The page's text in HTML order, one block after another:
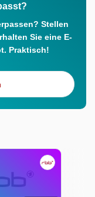
Stellen
Sie eine E-
Praktisch!